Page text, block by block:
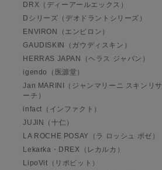
DRX（ディーアールエックス）
Dシリーズ（デオドラントシリーズ）
ENVIRON（エンビロン）
GAUDISKIN（ガウディスキン）
HERRAS JAPAN（ヘラス ジャパン）
igendo（医源堂）
Jan MARINI（ジャンマリーニ スキンリサ
ーチ）
infact（インファクト）
JUJIN（十仁）
LA ROCHE POSAY（ラ ロッシュ ポゼ）
Lekarka・DREX（レカルカ）
LipoVit（リポビット）